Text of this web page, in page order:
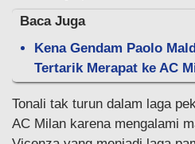
Baca Juga
Kena Gendam Paolo
Tertarik Merapat ke AC
Tonali tak turun dalam laga
AC Milan karena mengalami